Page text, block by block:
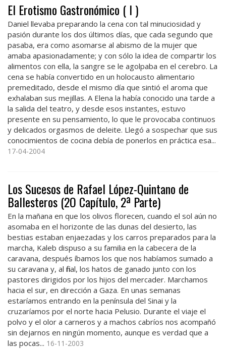
El Erotismo Gastronómico ( I )
Daniel llevaba preparando la cena con tal minuciosidad y
pasión durante los dos últimos días, que cada segundo que
pasaba, era como asomarse al abismo de la mujer que
amaba apasionadamente; y con sólo la idea de compartir los
alimentos con ella, la sangre se le agolpaba en el cerebro. La
cena se había convertido en un holocausto alimentario
premeditado, desde el mismo día que sintió el aroma que
exhalaban sus mejillas. A Elena la había conocido una tarde a
la salida del teatro, y desde esos instantes, estuvo
presente en su pensamiento, lo que le provocaba continuos
y delicados orgasmos de deleite. Llegó a sospechar que sus
conocimientos de cocina debía de ponerlos en práctica esa...
17-04-2004
Los Sucesos de Rafael López-Quintano de
Ballesteros (2O Capítulo, 2ª Parte)
En la mañana en que los olivos florecen, cuando el sol aún no
asomaba en el horizonte de las dunas del desierto, las
bestias estaban enjaezadas y los carros preparados para la
marcha, Kaleb dispuso a su familia en la cabecera de la
caravana, después íbamos los que nos habíamos sumado a
su caravana y, al final, los hatos de ganado junto con los
pastores dirigidos por los hijos del mercader. Marchamos
hacia el sur, en dirección a Gaza. En unas semanas
estaríamos entrando en la península del Sinai y la
cruzaríamos por el norte hacia Pelusio. Durante el viaje el
polvo y el olor a carneros y a machos cabríos nos acompañó
sin dejarnos en ningún momento, aunque es verdad que a
las pocas... 16-11-2003